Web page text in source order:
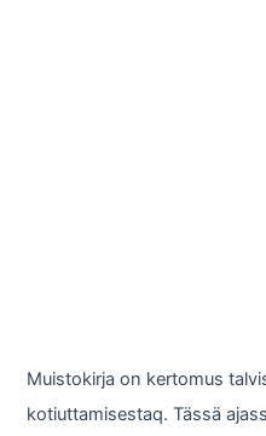
Muistokirja on kertomus
kotiuttamisestaq. Tässä